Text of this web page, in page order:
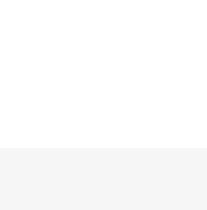
青睐。 日本高防